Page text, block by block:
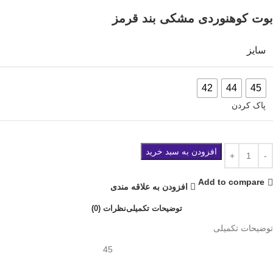
بوت کوهنوردی مشکی بند قرمز
سایز
45
44
42
پاک کردن
افزودن به سبد خرید
Add to compare افزودن به علاقه مندی
توضیحات تکمیلینظرات (0)
توضیحات تکمیلی
45